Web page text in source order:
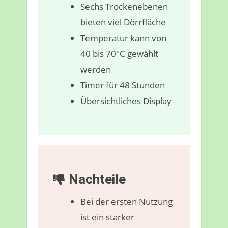
Sechs Trockenebenen
bieten viel Dörrfläche
Temperatur kann von
40 bis 70°C gewählt
werden
Timer für 48 Stunden
Übersichtliches Display
Nachteile
Bei der ersten Nutzung
ist ein starker